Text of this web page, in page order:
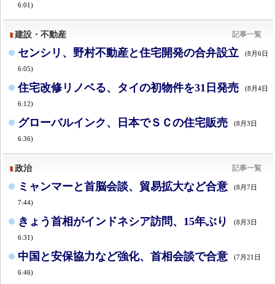
6:01)
建設・不動産 記事一覧
センシリ、野村不動産と住宅開発の合弁設立 (8月6日
6:05)
住宅改修リノベる、タイの初物件を31日発売 (8月4日
6:12)
グローバルインク、日本でＳＣの住宅販売 (8月3日
6:36)
政治 記事一覧
ミャンマーと首脳会談、貿易拡大など合意 (8月7日
7:44)
きょう首相がインドネシア訪問、15年ぶり (8月3日
6:31)
中国と安保協力など強化、首相会談で合意 (7月21日
6:46)